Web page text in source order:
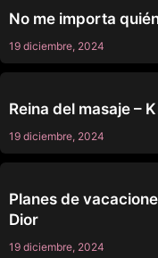
No me importa
19 diciembre, 2024
Reina del masaje –
19 diciembre, 2024
Planes de
Dior
19 diciembre, 2024